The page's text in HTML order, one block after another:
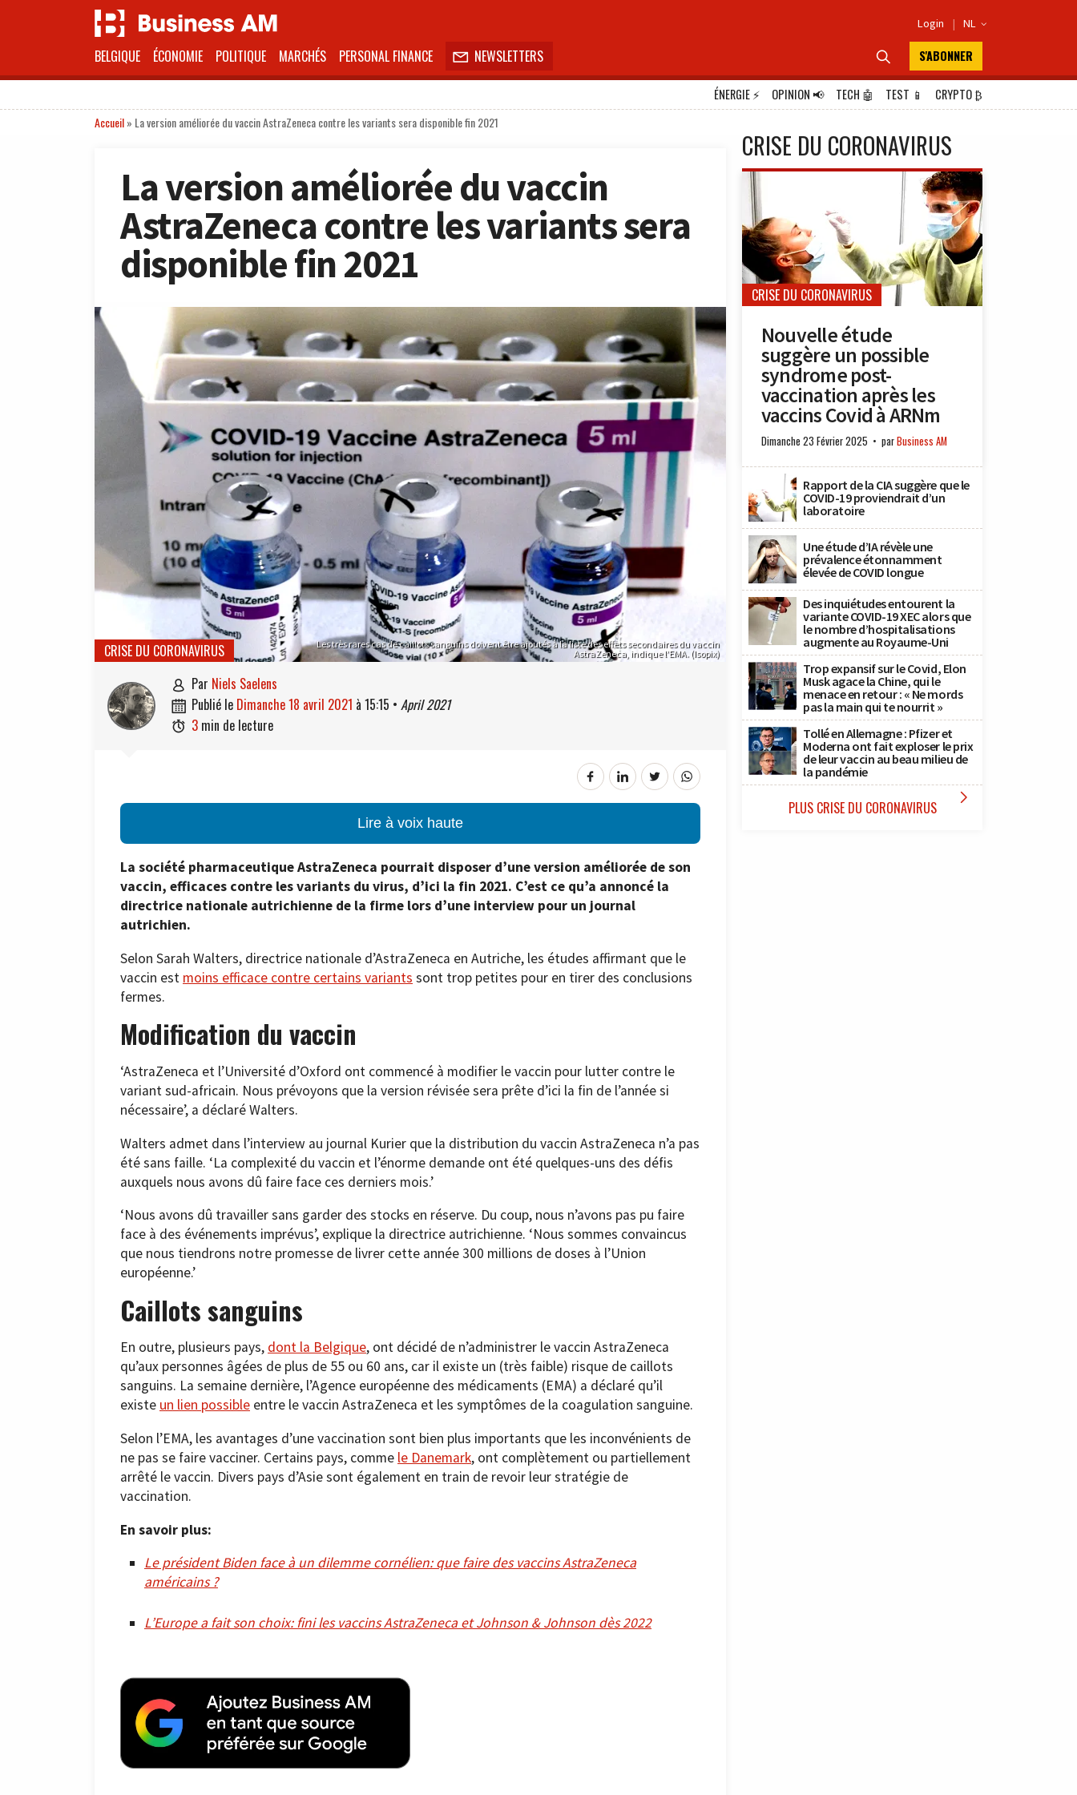
Login | NL 
BELGIQUE ÉCONOMIE POLITIQUE MARCHÉS PERSONAL FINANCE  NEWSLETTERS  S'ABONNER
ÉNERGIE⚡ OPINION📢 TECH 🤖 TEST 📱 CRYPTO₿
Accueil» La version améliorée du vaccin AstraZeneca contre les variants sera disponible fin 2021
La version améliorée du vaccin
AstraZeneca contre les variants sera
disponible fin 2021
Les très rares cas de caillots sanguins doivent être ajoutés à la liste des effets secondaires du vaccin
AstraZeneca, indique l’EMA. (Isopix)
CRISE DU CORONAVIRUS
 par Niels Saelens
 publié le dimanche 18 avril 2021 à 15:15 • April 2021
 3 min de lecture
Lire à voix haute
La société pharmaceutique AstraZeneca pourrait disposer d’une version améliorée de son
vaccin, efficaces contre les variants du virus, d’ici la fin 2021. C’est ce qu’a annoncé la
directrice nationale autrichienne de la firme lors d’une interview pour un journal
autrichien.
Selon Sarah Walters, directrice nationale d’AstraZeneca en Autriche, les études affirmant que le
vaccin est moins efficace contre certains variants sont trop petites pour en tirer des conclusions
fermes.
Modification du vaccin
‘AstraZeneca et l’Université d’Oxford ont commencé à modifier le vaccin pour lutter contre le
variant sud-africain. Nous prévoyons que la version révisée sera prête d’ici la fin de l’année si
nécessaire’, a déclaré Walters.
Walters admet dans l’interview au journal Kurier que la distribution du vaccin AstraZeneca n’a pas
été sans faille. ‘La complexité du vaccin et l’énorme demande ont été quelques-uns des défis
auxquels nous avons dû faire face ces derniers mois.’
‘Nous avons dû travailler sans garder des stocks en réserve. Du coup, nous n’avons pas pu faire
face à des événements imprévus’, explique la directrice autrichienne. ‘Nous sommes convaincus
que nous tiendrons notre promesse de livrer cette année 300 millions de doses à l’Union
européenne.’
Caillots sanguins
En outre, plusieurs pays, dont la Belgique, ont décidé de n’administrer le vaccin AstraZeneca
qu’aux personnes âgées de plus de 55 ou 60 ans, car il existe un (très faible) risque de caillots
sanguins. La semaine dernière, l’Agence européenne des médicaments (EMA) a déclaré qu’il
existe un lien possible entre le vaccin AstraZeneca et les symptômes de la coagulation sanguine.
Selon l’EMA, les avantages d’une vaccination sont bien plus importants que les inconvénients de
ne pas se faire vacciner. Certains pays, comme le Danemark, ont complètement ou partiellement
arrêté le vaccin. Divers pays d’Asie sont également en train de revoir leur stratégie de
vaccination.
En savoir plus:
Le président Biden face à un dilemme cornélien: que faire des vaccins AstraZeneca
américains ?
L’Europe a fait son choix: fini les vaccins AstraZeneca et Johnson & Johnson dès 2022
CRISE DU CORONAVIRUS
CRISE DU CORONAVIRUS
Nouvelle étude
suggère un possible
syndrome post-
vaccination après les
vaccins Covid à ARNm
Dimanche 23 Février 2025 parBusiness AM
Rapport de la CIA suggère que le
COVID-19 proviendrait d’un
laboratoire
Une étude d’IA révèle une
prévalence étonnamment
élevée de COVID longue
Des inquiétudes entourent la
variante COVID-19 XEC alors que
le nombre d’hospitalisations
augmente au Royaume-Uni
Trop expansif sur le Covid, Elon
Musk agace la Chine, qui le
menace en retour : « Ne mords
pas la main qui te nourrit »
Tollé en Allemagne : Pfizer et
Moderna ont fait exploser le prix
de leur vaccin au beau milieu de
la pandémie
PLUS CRISE DU CORONAVIRUS 